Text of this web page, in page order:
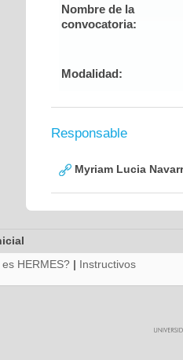
Nombre de la
convocatoria:
Modalidad:
Responsable
Myriam Lucia
HERMES? | Instructivos